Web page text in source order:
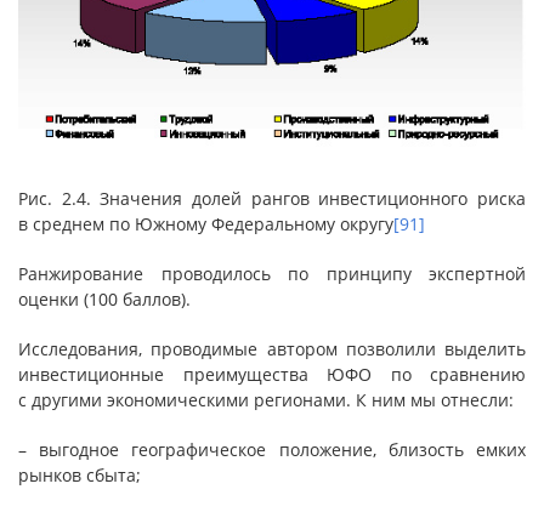
Рис. 2.4. Значения долей рангов инвестиционного риска
в среднем по Южному Федеральному округу[91]
Ранжирование проводилось по принципу экспертной
оценки (100 баллов).
Исследования, проводимые автором позволили выделить
инвестиционные преимущества ЮФО по сравнению
с другими экономическими регионами. К ним мы отнесли:
– выгодное географическое положение, близость емких
рынков сбыта;